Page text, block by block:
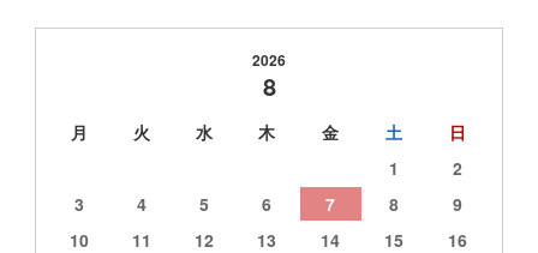
2026
8
月 火 水 木 金 土
日
1
2
3
4 5 6 7 8
9
10
11 12 13 14 15
16